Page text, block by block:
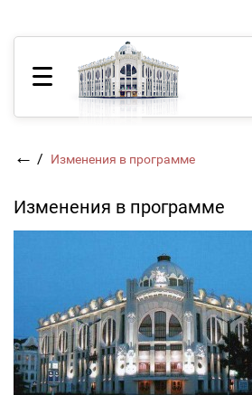
← / Изменения в программе
Изменения в программе